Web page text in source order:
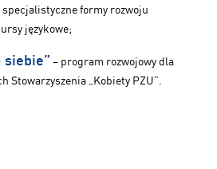
formy rozwoju
językowe;
siebie” – program rozwojowy dla
Stowarzyszenia „Kobiety PZU”.